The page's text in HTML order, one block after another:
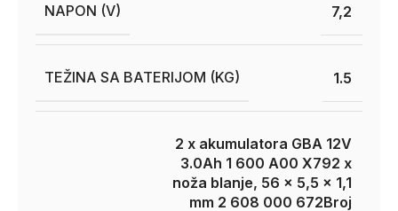
NAPON (V) 7,2
TEŽINA SA BATERIJOM (KG) 1.5
2 x akumulatora GBA 12V
3.0Ah 1 600 A00 X792 x
noža blanje, 56 x 5,5 x 1,1
mm 2 608 000 672Broj